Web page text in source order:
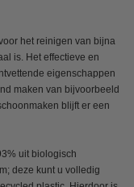
het reinigen van bijna
is. Het effectieve en
eigenschappen
maken van bijvoorbeeld
blijft er een
uit biologisch
deze kunt u volledig